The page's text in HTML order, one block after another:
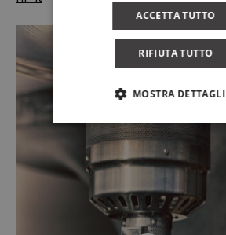
ACCETTA TUTTO
RIFIUTA TUTTO
MOSTRA DETTAGLI